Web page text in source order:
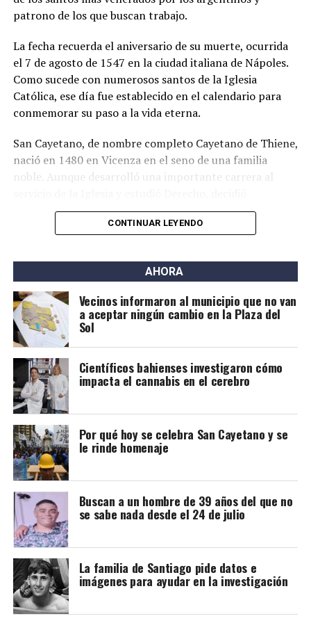
National Academy of Sciences),una de las revistas
la Academia Nacional de Ciencias de los Estados Unidos,
suele incluir investigaciones de alto impacto y ubicadas
en la frontera de los avances científicos.
patrono de los que buscan trabajo.
La fecha recuerda el aniversario de su muerte, ocurrida
el 7 de agosto de 1547 en la ciudad italiana de Nápoles.
Como sucede con numerosos santos de la Iglesia
Católica, ese día fue establecido en el calendario para
conmemorar su paso a la vida eterna.
San Cayetano, de nombre completo Cayetano de Thiene,
nació en 1480 en Vicenza en el seno de una familia
noble. Aunque desarrolló una importante carrera al
abandonar los privilegios para convertirse en sacerdote
y dedicar su vida a la asistencia de los pobres, los
impulsó la creación de hospitales y fundó la Orden de
los Clérigos Regulares, conocidos como teatinos.
CONTINUAR LEYENDO
AHORA
Vecinos informaron al municipio que no van
a aceptar ningún cambio en la Plaza del
Sol
Científicos bahienses investigaron cómo
impacta el cannabis en el cerebro
Por qué hoy se celebra San Cayetano y se
le rinde homenaje
Buscan a un hombre de 39 años del que no
se sabe nada desde el 24 de julio
La familia de Santiago pide datos e
imágenes para ayudar en la investigación